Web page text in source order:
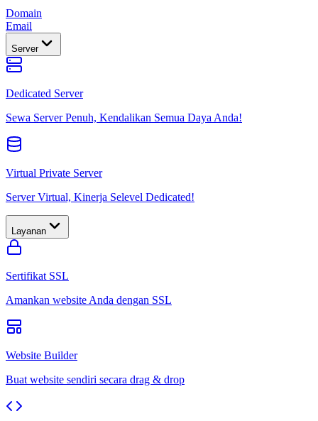
Domain
Email
Server
Dedicated Server
Sewa Server Penuh, Kendalikan Semua Daya Anda!
Virtual Private Server
Server Virtual, Kinerja Selevel Dedicated!
Layanan
Sertifikat SSL
Amankan website Anda dengan SSL
Website Builder
Buat website sendiri secara drag & drop